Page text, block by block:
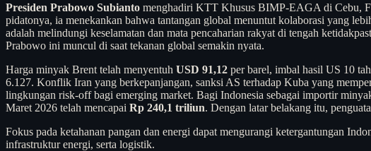
Presiden Prabowo Subianto menghadiri KTT Khusus BIMP-EAGA di Cebu,
pidatonya, ia menekankan bahwa tantangan global menuntut kolaborasi yang
adalah melindungi keselamatan dan mata pencaharian rakyat di tengah
Prabowo ini muncul di saat tekanan global semakin nyata.
Harga minyak Brent telah menyentuh USD 91,12 per barel, imbal hasil US 10
6.127. Konflik Iran yang berkepanjangan, sanksi AS terhadap Kuba yang
lingkungan risk-off bagi emerging market. Bagi Indonesia sebagai importir
Maret 2026 telah mencapai Rp 240,1 triliun. Dengan latar belakang itu,
Fokus pada ketahanan pangan dan energi dapat mengurangi ketergantungan
infrastruktur energi, serta logistik.